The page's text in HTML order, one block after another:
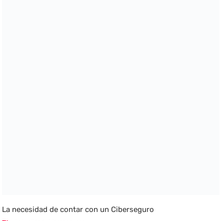
La necesidad de contar con un Ciberseguro